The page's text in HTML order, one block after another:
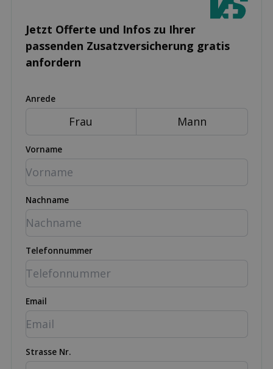
Jetzt Offerte und Infos zu Ihrer
passenden Zusatz­versicherung gratis
anfordern
Anrede
Frau Mann
Vorname
Nachname
Telefonnummer
Email
Strasse Nr.